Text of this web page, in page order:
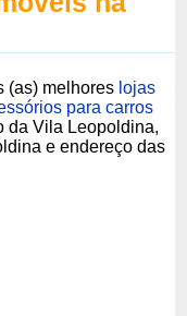
(as) melhores lojas
para carros
da Vila Leopoldina,
e endereço das